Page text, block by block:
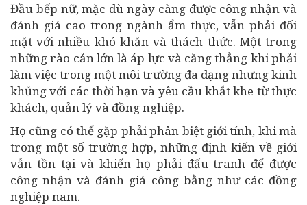
Đầu bếp nữ, mặc dù ngày càng được công nhận và
đánh giá cao trong ngành ẩm thực, vẫn phải đối
mặt với nhiều khó khăn và thách thức. Một trong
những rào cản lớn là áp lực và căng thẳng khi phải
làm việc trong một môi trường đa dạng nhưng kinh
khủng với các thời hạn và yêu cầu khắt khe từ thực
khách, quản lý và đồng nghiệp.
Họ cũng có thể gặp phải phân biệt giới tính, khi mà
trong một số trường hợp, những định kiến về giới
vẫn tồn tại và khiến họ phải đấu tranh để được
công nhận và đánh giá công bằng như các đồng
nghiệp nam.